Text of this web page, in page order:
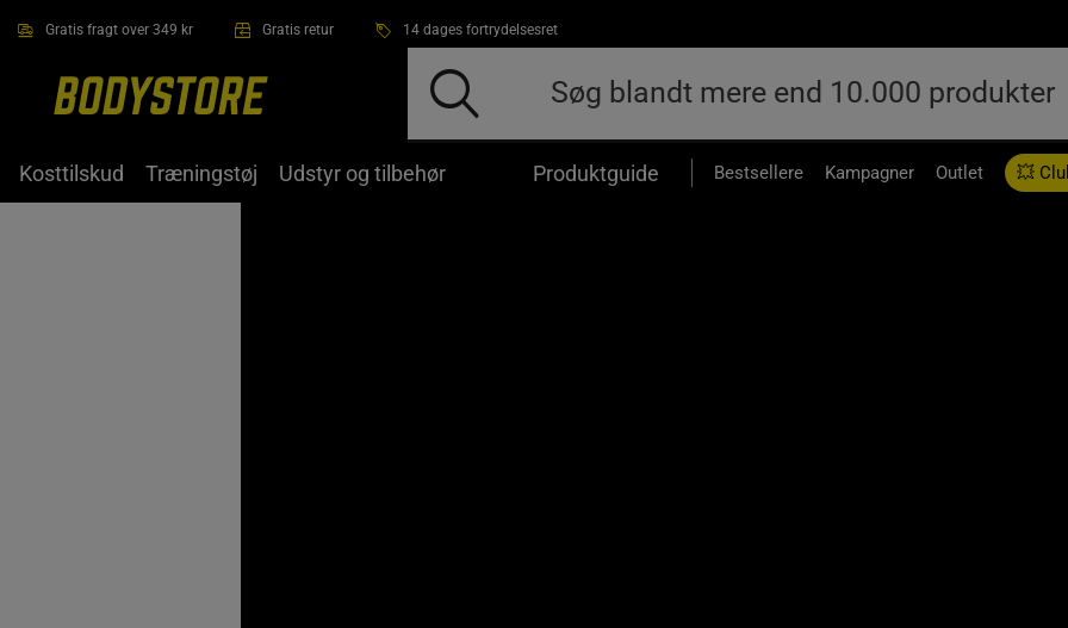
Gratis fragt over 349 kr Gratis retur 14 dages fortrydelsesret
Kosttilskud Træningstøj Udstyr og tilbehør Produktguide Bestsellere Kampagner Outlet 💥